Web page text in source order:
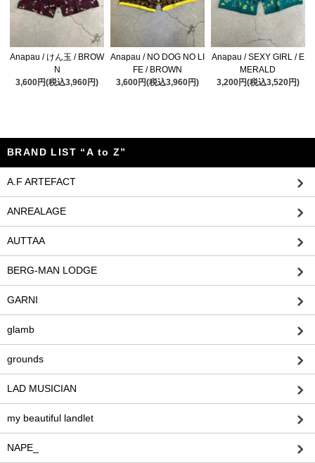
Anapau / けん玉 / BROW
N
3,600円(税込3,960円)
Anapau / NO DOG NO LI
FE / BROWN
3,600円(税込3,960円)
Anapau / SEXY GIRL / E
MERALD
3,200円(税込3,520円)
BRAND LIST “A to Z”
A.F ARTEFACT
ANREALAGE
AUTTAA
BERG-MAN LODGE
GARNI
glamb
grounds
LAD MUSICIAN
my beautiful landlet
NAPE_